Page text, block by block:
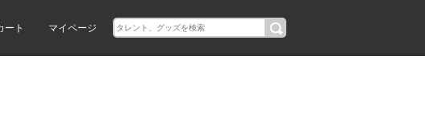
ート マイページ